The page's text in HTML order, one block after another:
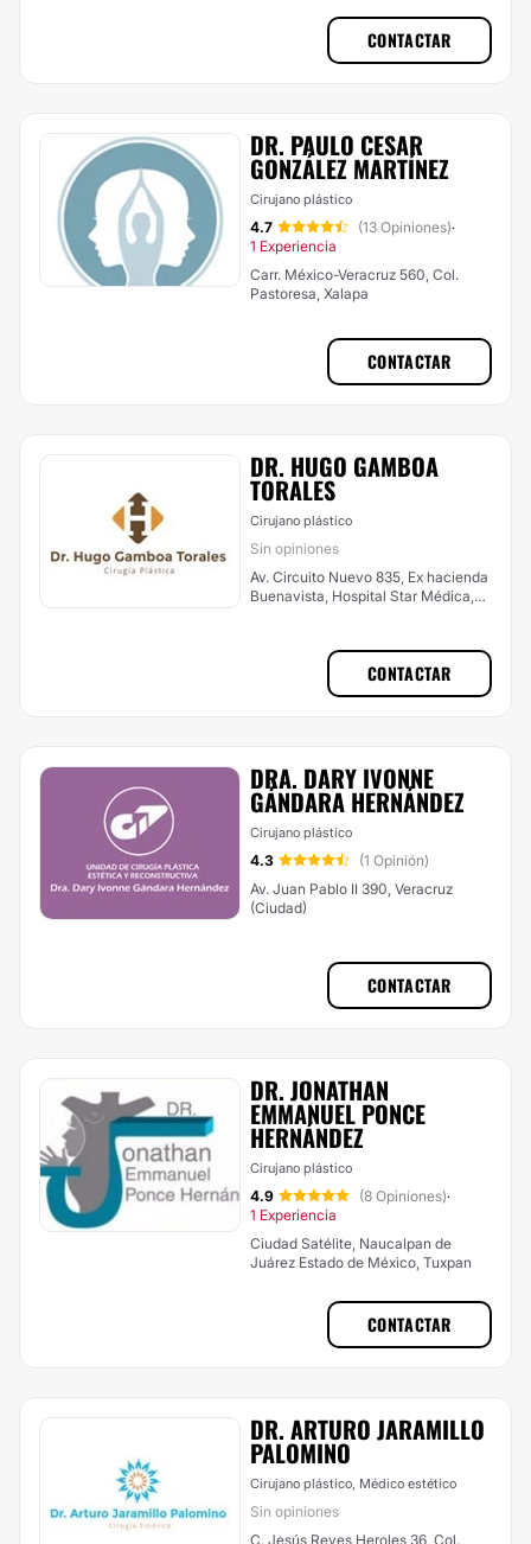
CONTACTAR
DR. PAULO CESAR
GONZÁLEZ MARTÍNEZ
Cirujano plástico
4.7 (13 Opiniones)·
1 Experiencia
Carr. México-Veracruz 560, Col.
Pastoresa, Xalapa
CONTACTAR
DR. HUGO GAMBOA
TORALES
Cirujano plástico
Sin opiniones
Av. Circuito Nuevo 835, Ex hacienda
Buenavista, Hospital Star Médica,
CONTACTAR
DRA. DARY IVONNE
GÁNDARA HERNÁNDEZ
Cirujano plástico
4.3
(1 Opinión)
Av. Juan Pablo II 390, Veracruz
(Ciudad)
CONTACTAR
DR. JONATHAN
EMMANUEL PONCE
HERNÁNDEZ
Cirujano plástico
4.9 (8 Opiniones)·
1 Experiencia
Ciudad Satélite, Naucalpan de
Juárez Estado de México, Tuxpan
CONTACTAR
DR. ARTURO JARAMILLO
PALOMINO
Cirujano plástico, Médico estético
Sin opiniones
C. Jesús Reyes Heroles 36, Col.